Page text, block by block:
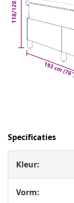
Specificaties
Kleur:
Vorm: